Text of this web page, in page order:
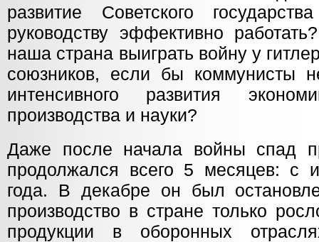
развитие Советского
руководству эффективно
наша страна выиграть войну у
союзников, если бы коммунисты
интенсивного развития
производства и науки?
Даже после начала войны спад
продолжался всего 5 месяцев: с
года. В декабре он был
производство в стране только
продукции в оборонных